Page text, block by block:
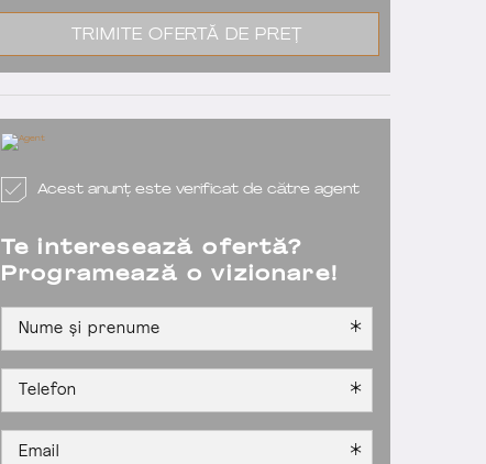
Acest anunț este verificat de către agent
Te interesează ofertă?
Programează o vizionare!
TRIMITE OFERTĂ DE PREȚ